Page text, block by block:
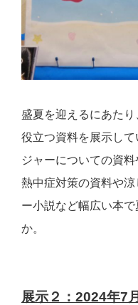
盛夏を迎えるにあた
役立つ資料を展示し
ジャーについての資
熱中症対策の資料や
ー小説など幅広い本
か。
展示２：2024年7